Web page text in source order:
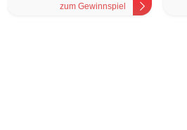
zum Gewinnspiel